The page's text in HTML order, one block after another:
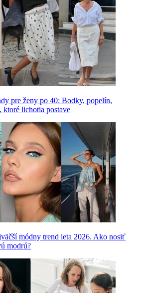
pre ženy po 40: Bodky, popelín,
ktoré lichotia postave
módny trend leta 2026. Ako nosiť
modrú?